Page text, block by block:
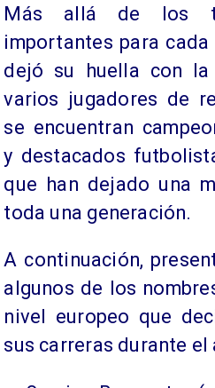
Más allá de los
importantes para
dejó su huella con
varios jugadores de
se encuentran
y destacados
que han dejado una
toda una generación.
A continuación,
algunos de los
nivel europeo que
sus carreras durante el